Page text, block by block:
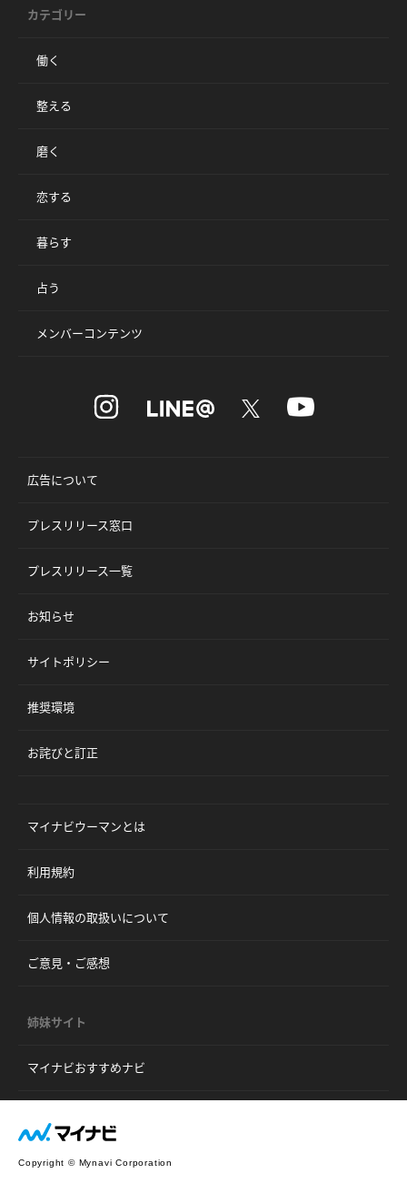
カテゴリー
働く
整える
磨く
恋する
暮らす
占う
メンバーコンテンツ
広告について
プレスリリース窓口
プレスリリース一覧
お知らせ
サイトポリシー
推奨環境
お詫びと訂正
マイナビウーマンとは
利用規約
個人情報の取扱いについて
ご意見・ご感想
姉妹サイト
マイナビおすすめナビ
Copyright © Mynavi Corporation